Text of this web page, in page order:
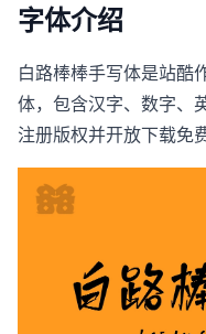
字体介绍
白路棒棒手写体是站酷
体，包含汉字、数字、
注册版权并开放下载免